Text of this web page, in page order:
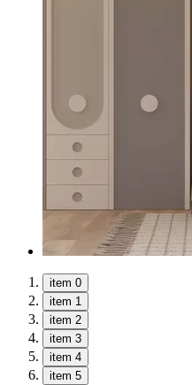
item 0
item 1
item 2
item 3
item 4
item 5